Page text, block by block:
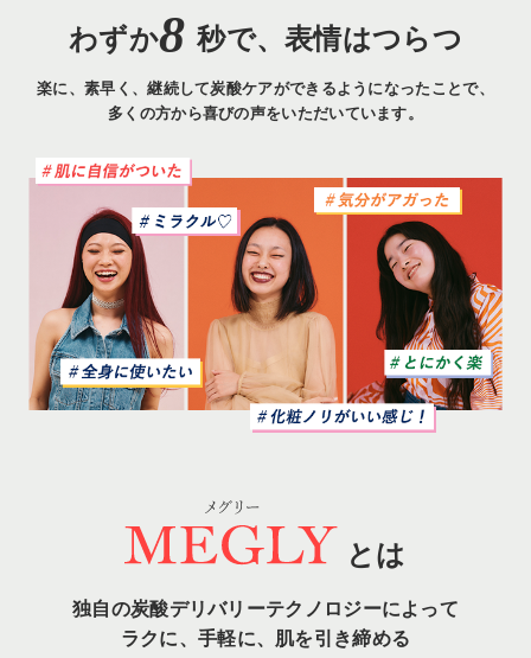
わずか8 秒で、表情はつらつ
楽に、素早く、継続して炭酸ケアができるようになったことで、
多くの方から喜びの声をいただいています。
とは
独自の炭酸デリバリーテクノロジーによって
ラクに、手軽に、肌を引き締める